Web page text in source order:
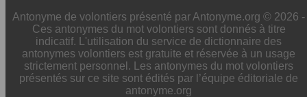
Antonyme de volontiers présenté par Antonyme.org © 2026 -
Ces antonymes du mot volontiers sont donnés à titre
indicatif. L'utilisation du service de dictionnaire des
antonymes volontiers est gratuite et réservée à un usage
strictement personnel. Les antonymes du mot volontiers
présentés sur ce site sont édités par l’équipe éditoriale de
antonyme.org